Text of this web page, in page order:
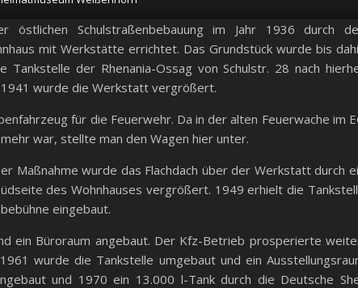
Schulstraßenbebauung im Jahr 1936 durch
mit Werkstätte errichtet. Das Grundstück wurde bis
der Rhenania-Ossag von Schulstr. 28 nach
wurde die Werkstatt vergrößert.
für die Feuerwehr. Da in der alten Feuerwache im
war, stellte man den Wagen hier unter.
Maßnahme wurde das Flachdach über der Werkstatt durch
des Wohnhauses vergrößert. 1949 erhielt die
eingebaut.
ein Büroraum angebaut. Der Kfz-Betrieb prosperierte
wurde die Tankstelle umgebaut und ein
und 1970 ein 13.000 l-Tank durch die Deutsche